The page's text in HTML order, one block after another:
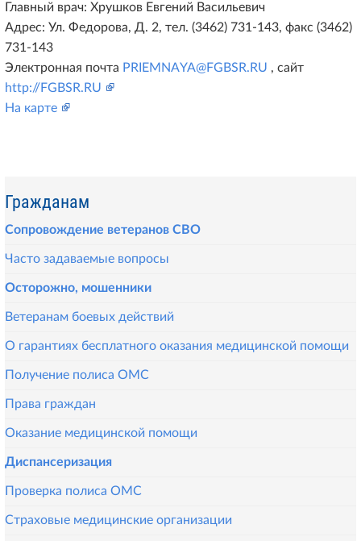
Главный врач: Хрушков Евгений Васильевич
Адрес: Ул. Федорова, Д. 2, тел. (3462) 731-143, факс (3462)
731-143
Электронная почта PRIEMNAYA@FGBSR.RU , сайт
http://FGBSR.RU
На карте
Гражданам
Сопровождение ветеранов СВО
Часто задаваемые вопросы
Осторожно, мошенники
Ветеранам боевых действий
О гарантиях бесплатного оказания медицинской помощи
Получение полиса ОМС
Права граждан
Оказание медицинской помощи
Диспансеризация
Проверка полиса ОМС
Страховые медицинские организации